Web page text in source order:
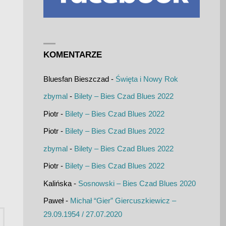
KOMENTARZE
Bluesfan Bieszczad- Święta i Nowy Rok
zbymal- Bilety – Bies Czad Blues 2022
Piotr- Bilety – Bies Czad Blues 2022
Piotr- Bilety – Bies Czad Blues 2022
zbymal- Bilety – Bies Czad Blues 2022
Piotr- Bilety – Bies Czad Blues 2022
Kalińska- Sosnowski – Bies Czad Blues 2020
Paweł- Michał “Gier” Giercuszkiewicz –
29.09.1954 / 27.07.2020